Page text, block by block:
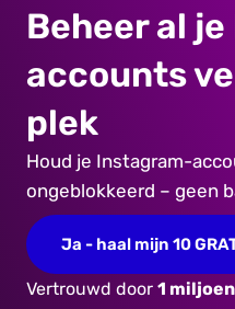
Beheer al
accounts
plek
Houd je Instagram-
ongeblokkeerd – geen
Ja - haal mijn 10
Vertrouwd door 1